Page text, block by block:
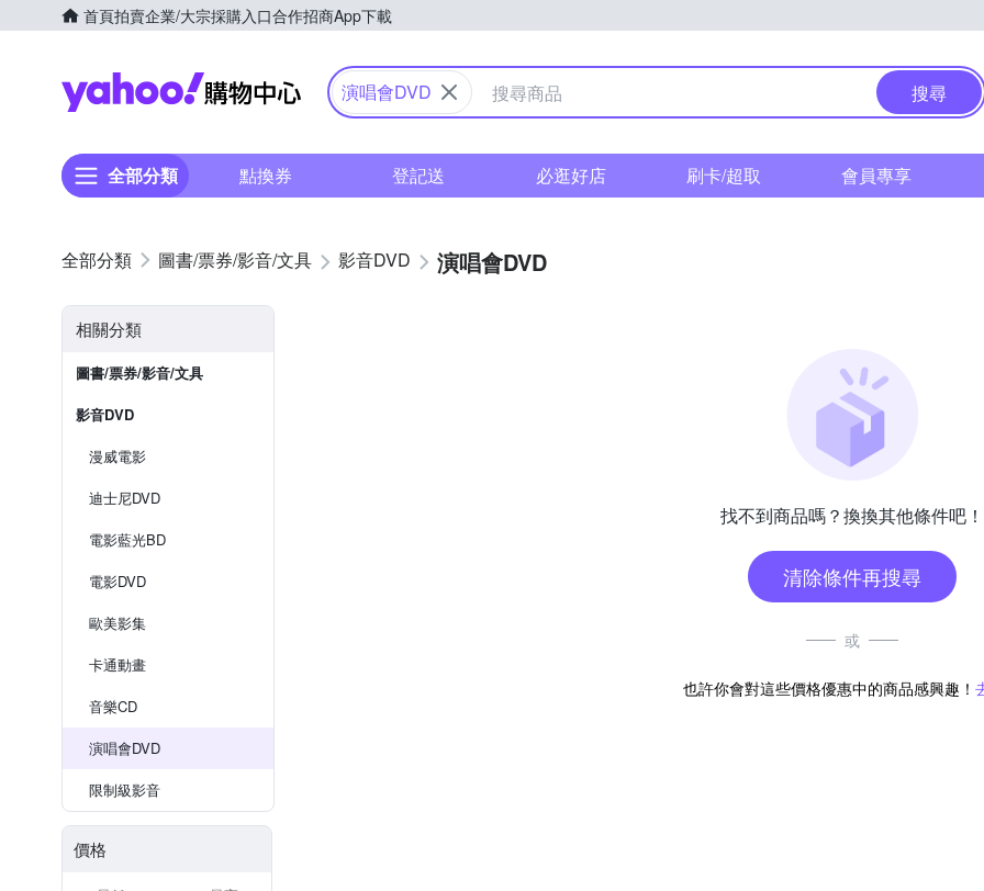
首頁拍賣企業/大宗採購入口合作招商App下載
Yahoo購物中心
演唱會DVD 搜尋
全部分類 點換券 登記送 必逛好店 刷卡/超取 會員專享
圖書/票券/影音/文具 影音DVD 演唱會DVD
相關分類
圖書/票券/影音/文具
影音DVD
漫威電影
迪士尼DVD
電影藍光BD
電影DVD
歐美影集
卡通動畫
音樂CD
演唱會DVD
限制級影音
價格
找不到商品嗎？換換其他條件吧！
清除條件再搜尋
或
也許你會對這些價格優惠中的商品感興趣！